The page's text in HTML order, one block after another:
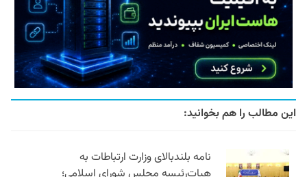
این مطالب را هم بخوانید:
نامه بلندبالای وزارت ارتباطات به